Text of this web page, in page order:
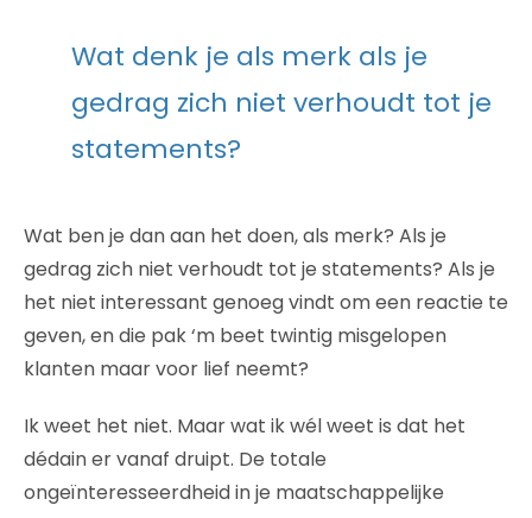
Wat denk je als merk als je
gedrag zich niet verhoudt tot je
statements?
Wat ben je dan aan het doen, als merk? Als je
gedrag zich niet verhoudt tot je statements? Als je
het niet interessant genoeg vindt om een reactie te
geven, en die pak ‘m beet twintig misgelopen
klanten maar voor lief neemt?
Ik weet het niet. Maar wat ik wél weet is dat het
dédain er vanaf druipt. De totale
ongeïnteresseerdheid in je maatschappelijke